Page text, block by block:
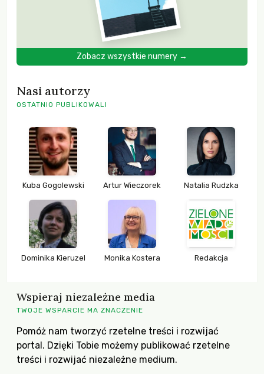
Zobacz wszystkie numery →
Nasi autorzy
OSTATNIO PUBLIKOWALI
Kuba Gogolewski Artur Wieczorek Natalia Rudzka
Dominika Kieruzel Monika Kostera Redakcja
Wspieraj niezależne media
TWOJE WSPARCIE MA ZNACZENIE
Pomóż nam tworzyć rzetelne treści i rozwijać
portal. Dzięki Tobie możemy publikować rzetelne
treści i rozwijać niezależne medium.